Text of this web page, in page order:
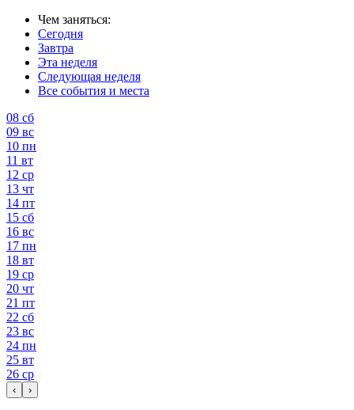
Чем заняться:
Сегодня
Завтра
Эта неделя
Следующая неделя
Все события и места
08 сб
09 вс
10 пн
11 вт
12 ср
13 чт
14 пт
15 сб
16 вс
17 пн
18 вт
19 ср
20 чт
21 пт
22 сб
23 вс
24 пн
25 вт
26 ср
‹ ›